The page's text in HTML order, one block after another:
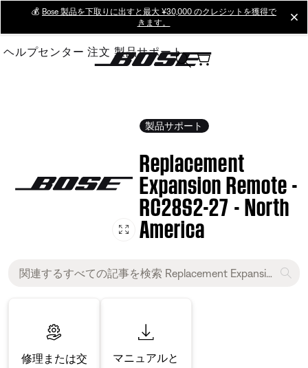
Main
💰 Bose 製品を下取りに出すと最大 ¥30,000 のクレジットを獲得で
きます。
ヘルプセンター 注文 製品サポート
製品サポート
Replacement
Expansion Remote -
RC28S2-27 - North
America
修理または交
マニュアルと